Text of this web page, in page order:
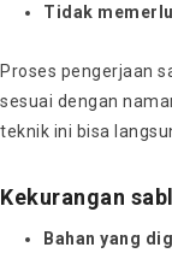
Tidak
Proses pengerjaan
sesuai dengan
teknik ini bisa
Kekurangan
Bahan yang